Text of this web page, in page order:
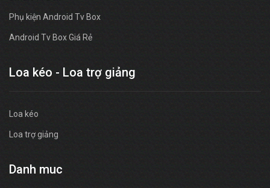
Phụ kiện Android Tv Box
Android Tv Box Giá Rẻ
Loa kéo - Loa trợ giảng
Loa kéo
Loa trợ giảng
Danh muc